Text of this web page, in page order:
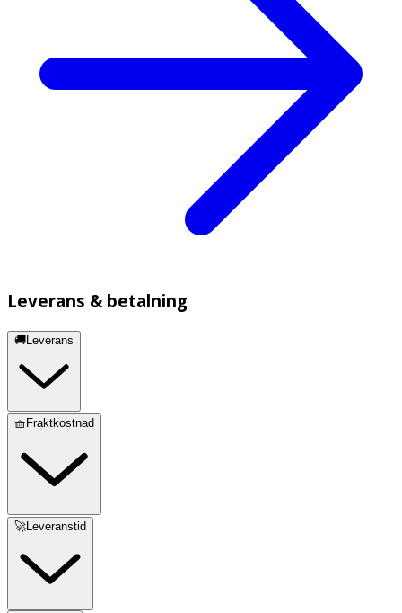
Leverans & betalning
🚚Leverans
🧺Fraktkostnad
🚀Leveranstid